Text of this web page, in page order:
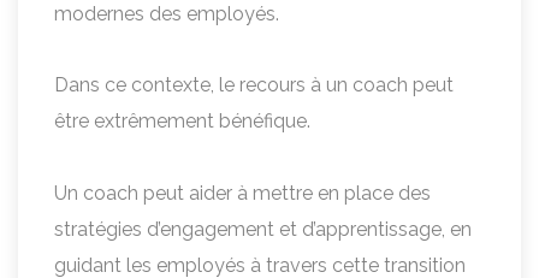
modernes des employés.
Dans ce contexte, le recours à un coach peut
être extrêmement bénéfique.
Un coach peut aider à mettre en place des
stratégies d’engagement et d’apprentissage, en
guidant les employés à travers cette transition